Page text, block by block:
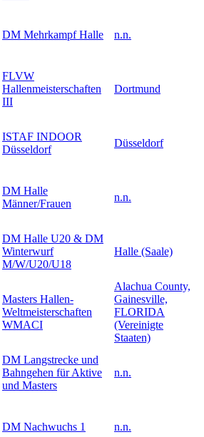
DM Mehrkampf Halle n.n.
FLVW
Hallenmeisterschaften
III
Dortmund
ISTAF INDOOR
Düsseldorf
Düsseldorf
DM Halle
Männer/Frauen
n.n.
DM Halle U20 & DM
Winterwurf
M/W/U20/U18
Halle (Saale)
Masters Hallen-
Weltmeisterschaften
WMACI
Alachua County,
Gainesville,
FLORIDA
(Vereinigte
Staaten)
DM Langstrecke und
Bahngehen für Aktive
und Masters
n.n.
DM Nachwuchs 1 n.n.